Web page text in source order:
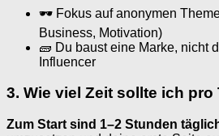
🕶 Fokus auf anonymen
Business, Motivation)
🧱 Du baust eine Marke, nicht
Influencer
3. Wie viel Zeit sollte ich pro
Zum Start sind 1–2 Stunden